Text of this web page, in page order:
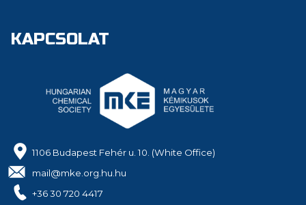
KAPCSOLAT
1106 Budapest Fehér u. 10. (White Office)
mail@mke.org.hu.hu
+36 30 720 4417